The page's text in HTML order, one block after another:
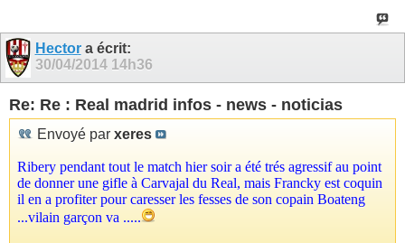
Hectora écrit:
30/04/2014 14h36
Re: Re : Real madrid infos - news - noticias
Envoyé par xeres
Ribery pendant tout le match hier soir a été trés agressif au point
de donner une gifle à Carvajal du Real, mais Francky est coquin
il en a profiter pour caresser les fesses de son copain Boateng
...vilain garçon va .....